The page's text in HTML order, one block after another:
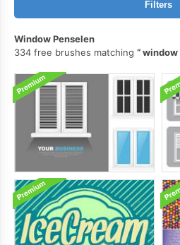
Filters
Window Penselen
334 free brushes matching
window